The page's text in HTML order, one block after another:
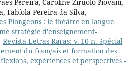
Pereira, Caroline Ziruolo Piovani,
Fabíola Pereira da Silva,
Plongeons : le théâtre en langue
stratégie d'enseignement-
Revista Letras Raras: v. 10 n. Spécial
du français et formation des
expériences et perspectives -